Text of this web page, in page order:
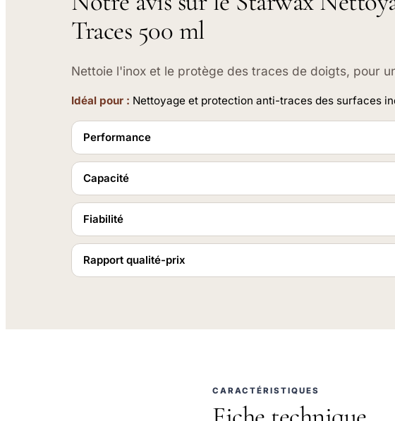
Traces 500 ml
Nettoie l'inox et le protège des traces de doigts, pour
Idéal pour : Nettoyage et protection anti-traces des surfaces
Performance
Capacité
Fiabilité
Rapport qualité-prix
CARACTÉRISTIQUES